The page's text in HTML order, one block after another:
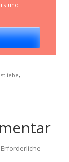
und
,
Erforderliche